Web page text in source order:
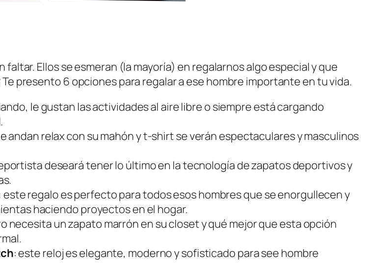
Ellos se esmeran (la mayoría) en regalarnos algo especial y que
presento 6 opciones para regalar a ese hombre importante en tu vida.
le gustan las actividades al aire libre o siempre está cargando
andan relax con su mahón y t-shirt se verán espectaculares y masculinos
deseará tener lo último en la tecnología de zapatos deportivos y
este regalo es perfecto para todos esos hombres que se enorgullecen y
haciendo proyectos en el hogar.
necesita un zapato marrón en su closet y qué mejor que esta opción
: este reloj es elegante, moderno y sofisticado para see hombre